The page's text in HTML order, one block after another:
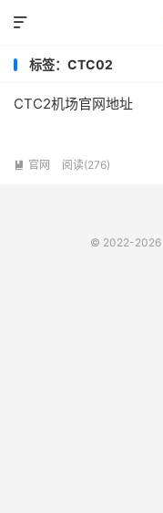

标签：CTC02
CTC2机场官网地址
 官网 阅读(276)
© 2022-2026